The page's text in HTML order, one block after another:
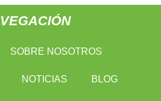
SOBRE NOSOTROS
NOTICIAS BLOG